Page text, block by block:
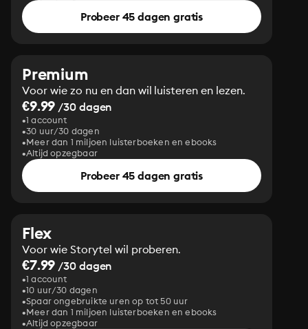
Probeer 45 dagen gratis
Premium
Voor wie zo nu en dan wil luisteren en lezen.
€9.99 /30 dagen
1 account
30 uur/30 dagen
Meer dan 1 miljoen luisterboeken en ebooks
Altijd opzegbaar
Probeer 45 dagen gratis
Flex
Voor wie Storytel wil proberen.
€7.99 /30 dagen
1 account
10 uur/30 dagen
Spaar ongebruikte uren op tot 50 uur
Meer dan 1 miljoen luisterboeken en ebooks
Altijd opzegbaar